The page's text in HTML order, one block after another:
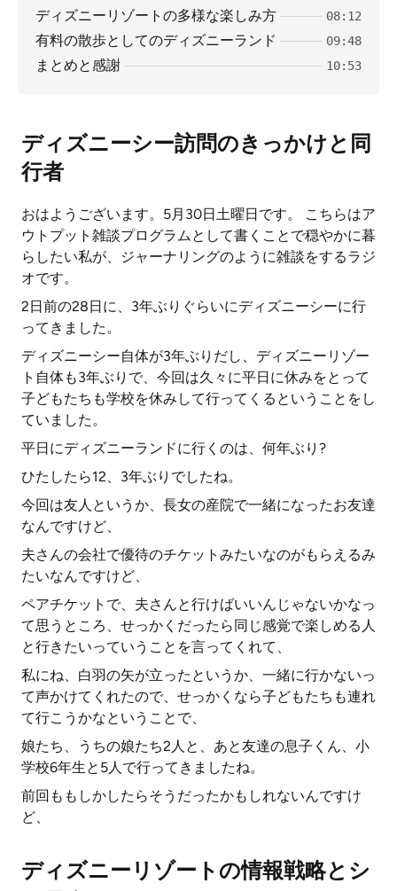
ディズニーリゾートの多様な楽しみ方 08:12
有料の散歩としてのディズニーランド 09:48
まとめと感謝 10:53
ディズニーシー訪問のきっかけと同
行者
おはようございます。5月30日土曜日です。 こちらはア
ウトプット雑談プログラムとして書くことで穏やかに暮
らしたい私が、ジャーナリングのように雑談をするラジ
オです。
2日前の28日に、3年ぶりぐらいにディズニーシーに行
ってきました。
ディズニーシー自体が3年ぶりだし、ディズニーリゾー
ト自体も3年ぶりで、今回は久々に平日に休みをとって
子どもたちも学校を休みして行ってくるということをし
ていました。
平日にディズニーランドに行くのは、何年ぶり?
ひたしたら12、3年ぶりでしたね。
今回は友人というか、長女の産院で一緒になったお友達
なんですけど、
夫さんの会社で優待のチケットみたいなのがもらえるみ
たいなんですけど、
ペアチケットで、夫さんと行けばいいんじゃないかなっ
て思うところ、せっかくだったら同じ感覚で楽しめる人
と行きたいっていうことを言ってくれて、
私にね、白羽の矢が立ったというか、一緒に行かないっ
て声かけてくれたので、せっかくなら子どもたちも連れ
て行こうかなということで、
娘たち、うちの娘たち2人と、あと友達の息子くん、小
学校6年生と5人で行ってきましたね。
前回ももしかしたらそうだったかもしれないんですけ
ど、
ディズニーリゾートの情報戦略とシ